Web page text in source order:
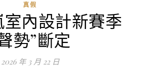
真假
內設計新賽季
勢”斷定
2026 年 3 月 22 日